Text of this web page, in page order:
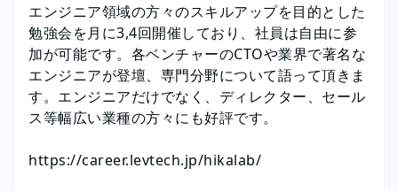
エンジニア領域の方々のスキルアップを目的とした
勉強会を月に3,4回開催しており、社員は自由に参
加が可能です。各ベンチャーのCTOや業界で著名な
エンジニアが登壇、専門分野について語って頂きま
す。エンジニアだけでなく、ディレクター、セール
ス等幅広い業種の方々にも好評です。
https://career.levtech.jp/hikalab/